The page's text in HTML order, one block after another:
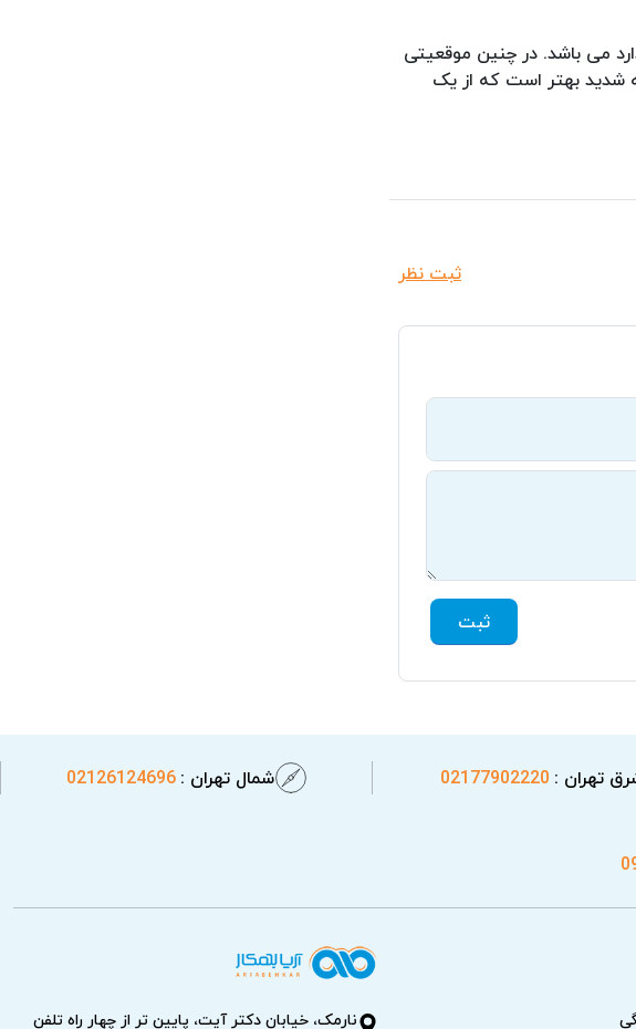
می باشد. در چنین موقعیتی
شدید بهتر است که از یک
ثبت نظر
ثبت
تهران : 02177902220 شمال تهران :02126124696
نارمک، خیابان دکتر آیت، پایین تر از چهار راه تلفن